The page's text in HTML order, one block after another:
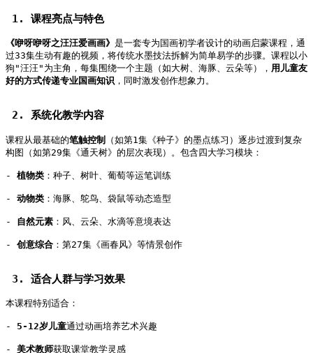
1. 课程亮点与特色
《咿呀咿呀之汪汪爱画画》 是一套专为国画初学者设计的动画启蒙课程，通
过33集生动有趣的视频，将传统水墨技法拆解为简单易学的步骤。课程以小
狗"汪汪"为主角，每集围绕一个主题（如大树、海豚、云朵等）， 用儿童友
好的方式传递专业国画知识 ，同时激发创作想象力。
2. 系统化教学内容
课程从最基础的笔触控制
（如第1集《种子》的墨点练习）逐步过渡到复杂
构图（如第29集《通天树》的层次表现）。包含四大学习模块：
- 植物类 ：种子、树叶、葡萄等运笔训练
- 动物类 ：海豚、鸵鸟、袋鼠等动态造型
- 自然元素 ：风、云朵、水滴等意境表达
- 创意综合 ：第27集《画春风》等情景创作
3. 适合人群与学习效果
本课程特别适合：
- 5-12岁儿童通过动画培养艺术兴趣
- 美术教师获取课堂教学灵感